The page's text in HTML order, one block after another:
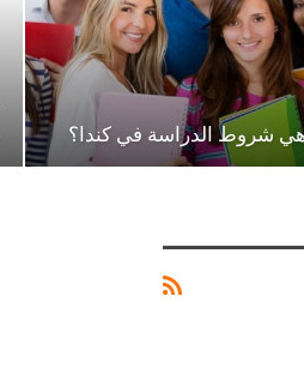
شروط الدراسة في كندا؟